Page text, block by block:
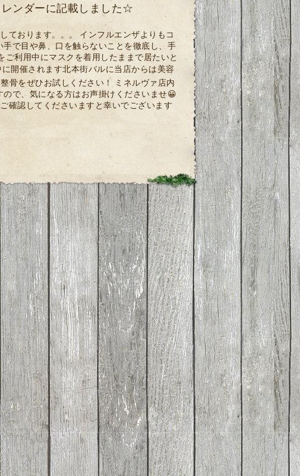
ンダーに記載しました☆
ております。。。 インフルエンザよりもコ
で目や鼻、口を触らないことを徹底し、手
利用中にマスクを着用したままで居たいと
開催されます北本街バルに当店からは美容
をぜひお試しください！ ミネルヴァ店内
で、気になる方はお声掛けくださいませ😀
確認してくださいますと幸いでございます